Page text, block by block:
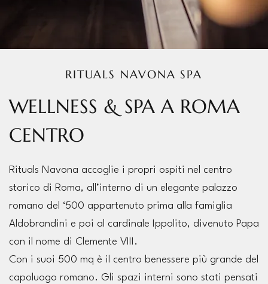
RITUALS NAVONA SPA
WELLNESS & SPA A ROMA
CENTRO
Rituals Navona accoglie i propri ospiti nel centro
storico di Roma, all’interno di un elegante palazzo
romano del ‘500 appartenuto prima alla famiglia
Aldobrandini e poi al cardinale Ippolito, divenuto Papa
con il nome di Clemente VIII.
Con i suoi 500 mq è il centro benessere più grande del
capoluogo romano. Gli spazi interni sono stati pensati